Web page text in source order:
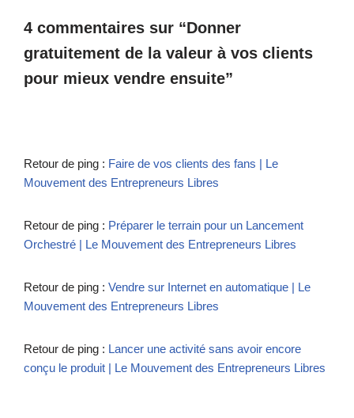
4 commentaires sur “Donner
gratuitement de la valeur à vos clients
pour mieux vendre ensuite”
Retour de ping : Faire de vos clients des fans | Le
Mouvement des Entrepreneurs Libres
Retour de ping : Préparer le terrain pour un Lancement
Orchestré | Le Mouvement des Entrepreneurs Libres
Retour de ping : Vendre sur Internet en automatique | Le
Mouvement des Entrepreneurs Libres
Retour de ping : Lancer une activité sans avoir encore
conçu le produit | Le Mouvement des Entrepreneurs Libres